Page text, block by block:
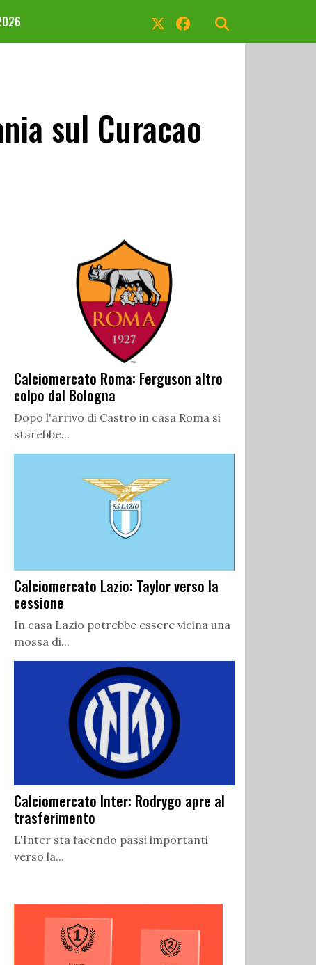
sul Curacao
Calciomercato Roma: Ferguson altro
colpo dal Bologna
Dopo l'arrivo di Castro in casa Roma si
starebbe...
Calciomercato Lazio: Taylor verso la
cessione
In casa Lazio potrebbe essere vicina una
mossa di...
Calciomercato Inter: Rodrygo apre al
trasferimento
L'Inter sta facendo passi importanti
verso la...